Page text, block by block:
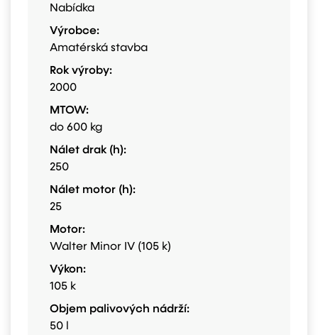
Nabídka
Výrobce:
Amatérská stavba
Rok výroby:
2000
MTOW:
do 600 kg
Nálet drak (h):
250
Nálet motor (h):
25
Motor:
Walter Minor IV (105 k)
Výkon:
105 k
Objem palivových nádrží:
50 l